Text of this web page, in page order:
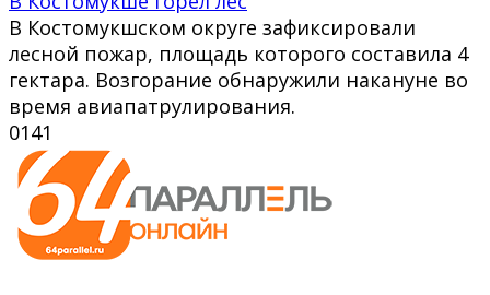
В Костомукшском округе зафиксировали
лесной пожар, площадь которого составила 4
гектара. Возгорание обнаружили накануне во
время авиапатрулирования.
0141